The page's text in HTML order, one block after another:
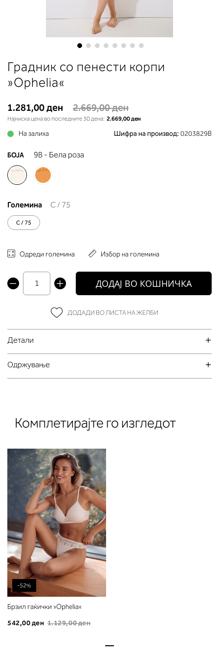
to
the
beginning
the
images
gallery
Градник со пенести корпи
»Ophelia«
1.281,00 ден 2.669,00 ден
Најниска цена во последните 30 дена: 2.669,00 ден
На залиха Шифра на производ: 0203829B
БОЈА 9B - Бела роза
Големина C / 75
C / 75
Одреди големина Избор на големина
ДОДАЈ ВО КОШНИЧКА
ДОДАДИ ВО ЛИСТА НА ЖЕЛБИ
Детали
Oдржување
Комплетирајте го изгледот
-52%
Брзил гаќички »Ophelia«
542,00 ден 1.129,00 ден
до вдлабнатината помеѓу
Во делот 2 ќе прочитате која
длабочина на корпата одговара
вашето мерење (А, Б...) -
во колоната што сте ја